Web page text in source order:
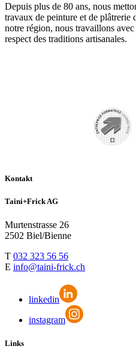
Depuis plus de 80 ans, nous
travaux de peinture et de plâtrerie
notre région, nous travaillons
respect des traditions artisanales.
Kontakt
Taini+Frick AG
Murtenstrasse 26
2502 Biel/Bienne
T 032 323 56 56
E info@taini-frick.ch
linkedin
instagram
Links